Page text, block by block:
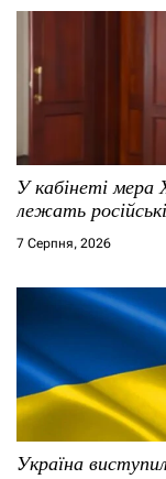
о
п
и
с
м
а
с
і
в
У кабінеті мера
лежать
7 Серпня, 2026
Україна